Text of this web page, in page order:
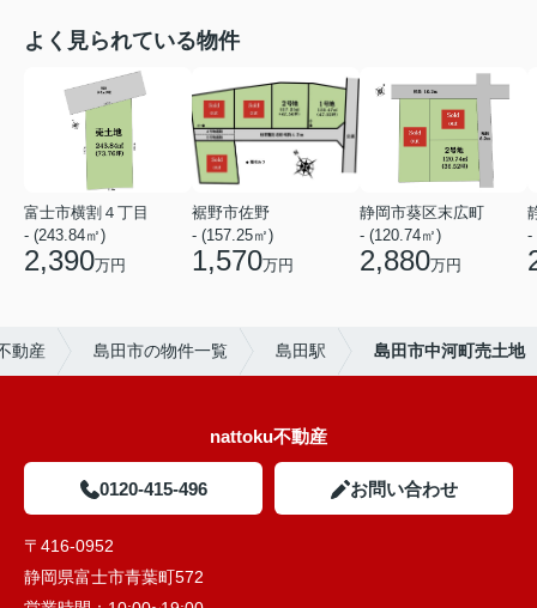
よく見られている物件
富士市横割４丁目
- (243.84㎡)
2,390万円
裾野市佐野
- (157.25㎡)
1,570万円
静岡市葵区末広町
- (120.74㎡)
2,880万円
-
動産 島田市の物件一覧 島田駅 島田市中河町売土地
nattoku不動産
0120-415-496 お問い合わせ
〒416-0952
静岡県富士市青葉町572